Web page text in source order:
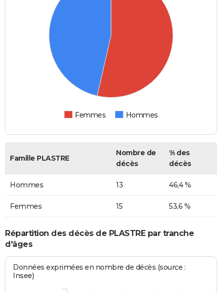
Femmes Hommes
Famille PLASTRE
Nombre de
décès
% des
décès
Hommes 13 46,4 %
Femmes 15 53,6 %
Répartition des décès de PLASTRE par tranche
d'âges
Données exprimées en nombre de décès (source :
Insee)